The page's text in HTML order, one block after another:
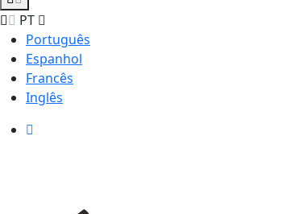
PT
Português
Espanhol
Francês
Inglês